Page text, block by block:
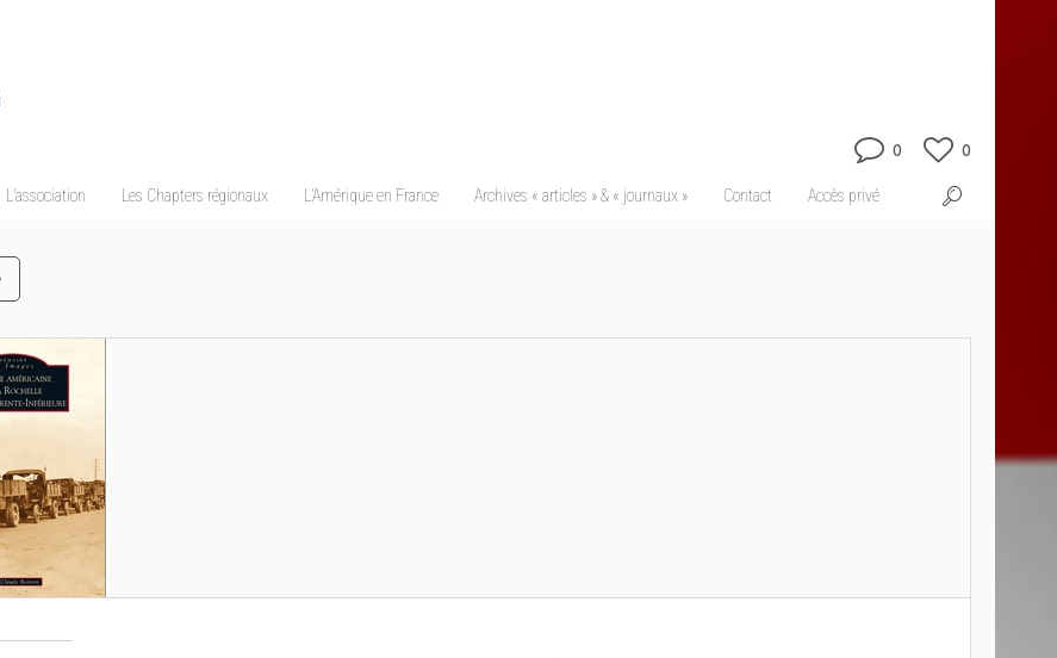
L’association Les Chapters régionaux L’Amérique en France Archives « articles » & « journaux » Contact Accès privé
0 0